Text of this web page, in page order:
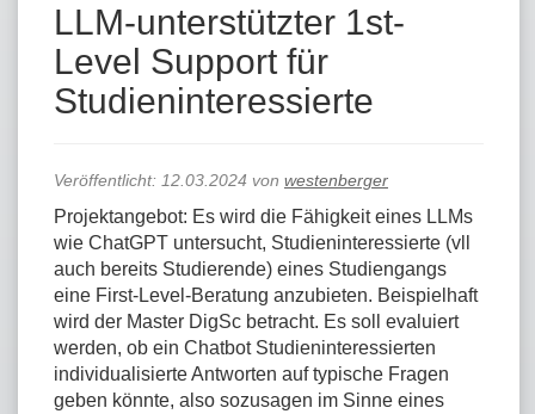
LLM-unterstützter 1st-
Level Support für
Studieninteressierte
Veröffentlicht: 12.03.2024 von westenberger
Projektangebot: Es wird die Fähigkeit eines LLMs
wie ChatGPT untersucht, Studieninteressierte (vll
auch bereits Studierende) eines Studiengangs
eine First-Level-Beratung anzubieten. Beispielhaft
wird der Master DigSc betracht. Es soll evaluiert
werden, ob ein Chatbot Studieninteressierten
individualisierte Antworten auf typische Fragen
geben könnte, also sozusagen im Sinne eines